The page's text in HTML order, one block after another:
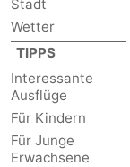
Stadt
Wetter
TIPPS
Interessante
Ausflüge
Für Kindern
Für Junge
Erwachsene